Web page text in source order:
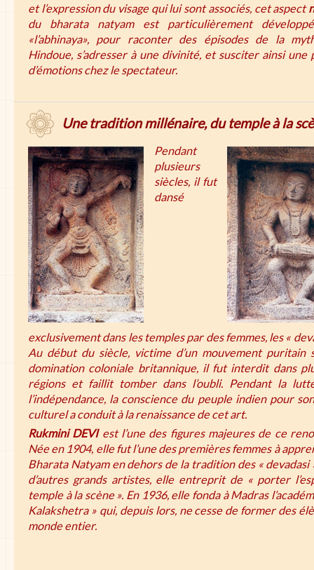
et l’expression du visage qui lui sont associés, cet aspect
du bharata natyam est particulièrement
«l’abhinaya», pour raconter des épisodes de la
Hindoue, s’adresser à une divinité, et susciter ainsi une
d’émotions chez le spectateur.
Une tradition millénaire, du temple à la
Pendant
plusieurs
siècles, il fut
dansé
exclusivement dans les temples par des femmes, les «
Au début du siècle, victime d’un mouvement puritain
domination coloniale britannique, il fut interdit dans
régions et faillit tomber dans l’oubli. Pendant la
l’indépendance, la conscience du peuple indien pour
culturel a conduit à la renaissance de cet art.
Rukmini DEVIest l’une des figures majeures de ce
Née en 1904, elle fut l’une des premières femmes à
Bharata Natyam en dehors de la tradition des « devadasi
d’autres grands artistes, elle entreprit de « porter
temple à la scène ». En 1936, elle fonda à Madras
Kalakshetra » qui, depuis lors, ne cesse de former des
monde entier.